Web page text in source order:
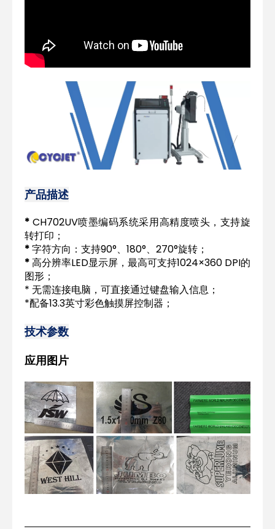
产品描述
* CH702UV喷墨编码系统采用高精度喷头，支持旋
转打印；
*字符方向：支持90°、180°、270°旋转；
*高分辨率LED显示屏，最高可支持1024×360 DPI的
图形；
* 无需连接电脑，可直接通过键盘输入信息；
*配备13.3英寸彩色触摸屏控制器；
技术参数
应用图片